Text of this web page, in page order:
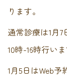
ります。
通常診療は1月
10時-16時行いま
1月5日はWeb予